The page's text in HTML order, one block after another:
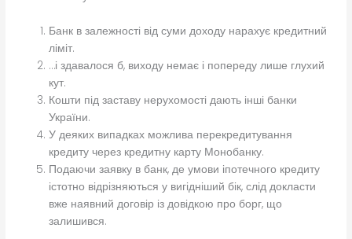
Банк в залежності від суми доходу нарахує кредитний
ліміт.
…і здавалося б, виходу немає і попереду лише глухий
кут.
Кошти під заставу нерухомості дають інші банки
України.
У деяких випадках можлива перекредитування
кредиту через кредитну карту Монобанку.
Подаючи заявку в банк, де умови іпотечного кредиту
істотно відрізняються у вигідніший бік, слід докласти
вже наявний договір із довідкою про борг, що
залишився.